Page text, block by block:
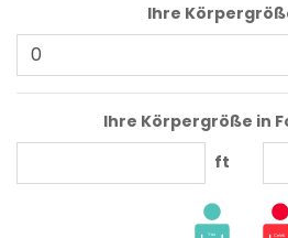
Ihre
Ihre Körpergröße in
ft